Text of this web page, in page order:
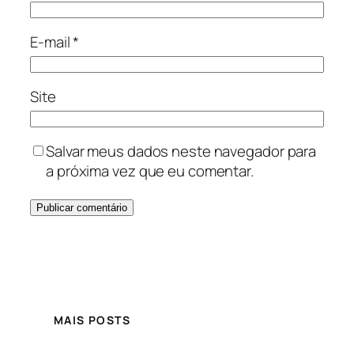
E-mail*
Site
Salvar meus dados neste navegador para
a próxima vez que eu comentar.
MAIS POSTS